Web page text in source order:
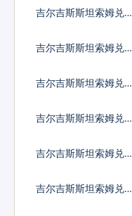
吉尔吉斯斯坦索姆兑波
吉尔吉斯斯坦索姆兑瑞
吉尔吉斯斯坦索姆兑挪
吉尔吉斯斯坦索姆兑卢
吉尔吉斯斯坦索姆兑巴
吉尔吉斯斯坦索姆兑以